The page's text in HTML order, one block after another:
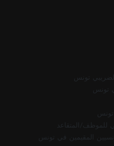
تونس
تونس
المتقاعد
المقيمين في تونس